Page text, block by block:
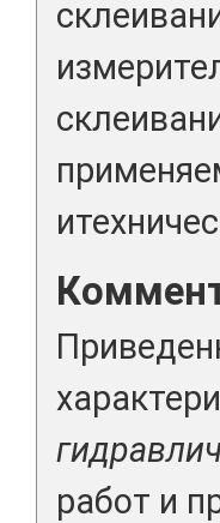
работ и